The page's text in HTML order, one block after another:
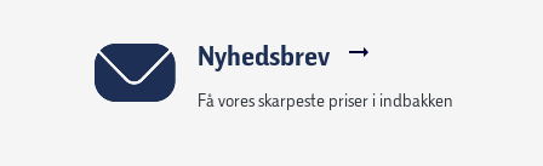
Nyhedsbrev
Få vores skarpeste priser i indbakken